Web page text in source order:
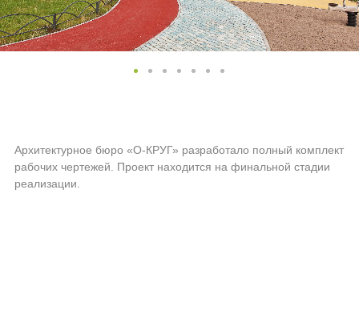
Архитектурное бюро «О-КРУГ» разработало полный комплект
рабочих чертежей. Проект находится на финальной стадии
реализации.